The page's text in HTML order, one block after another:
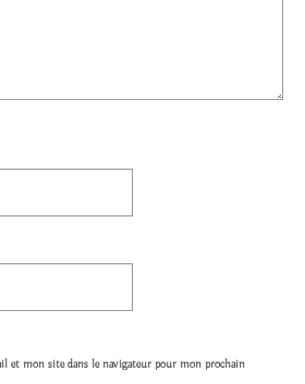
et mon site dans le navigateur pour mon prochain